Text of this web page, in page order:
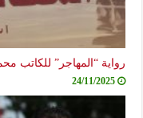
رواية “المهاجر” للكاتب
24/11/2025